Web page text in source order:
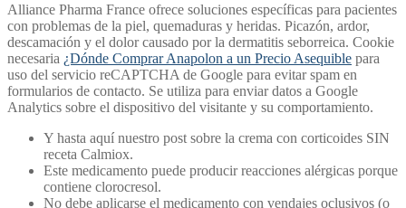
Alliance Pharma France ofrece soluciones específicas para pacientes
con problemas de la piel, quemaduras y heridas. Picazón, ardor,
descamación y el dolor causado por la dermatitis seborreica. Cookie
necesaria ¿Dónde Comprar Anapolon a un Precio Asequible para
uso del servicio reCAPTCHA de Google para evitar spam en
formularios de contacto. Se utiliza para enviar datos a Google
Analytics sobre el dispositivo del visitante y su comportamiento.
Y hasta aquí nuestro post sobre la crema con corticoides SIN
receta Calmiox.
Este medicamento puede producir reacciones alérgicas porque
contiene clorocresol.
No debe aplicarse el medicamento con vendajes oclusivos (o